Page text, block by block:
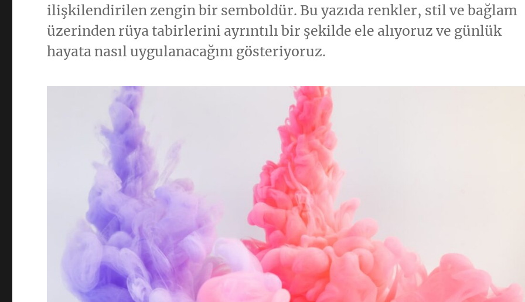
ilişkilendirilen zengin bir semboldür. Bu yazıda renkler, stil ve bağlam
üzerinden rüya tabirlerini ayrıntılı bir şekilde ele alıyoruz ve günlük
hayata nasıl uygulanacağını gösteriyoruz.